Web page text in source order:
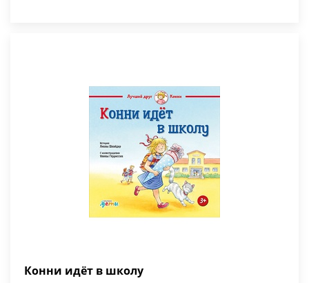
Конни идёт в школу